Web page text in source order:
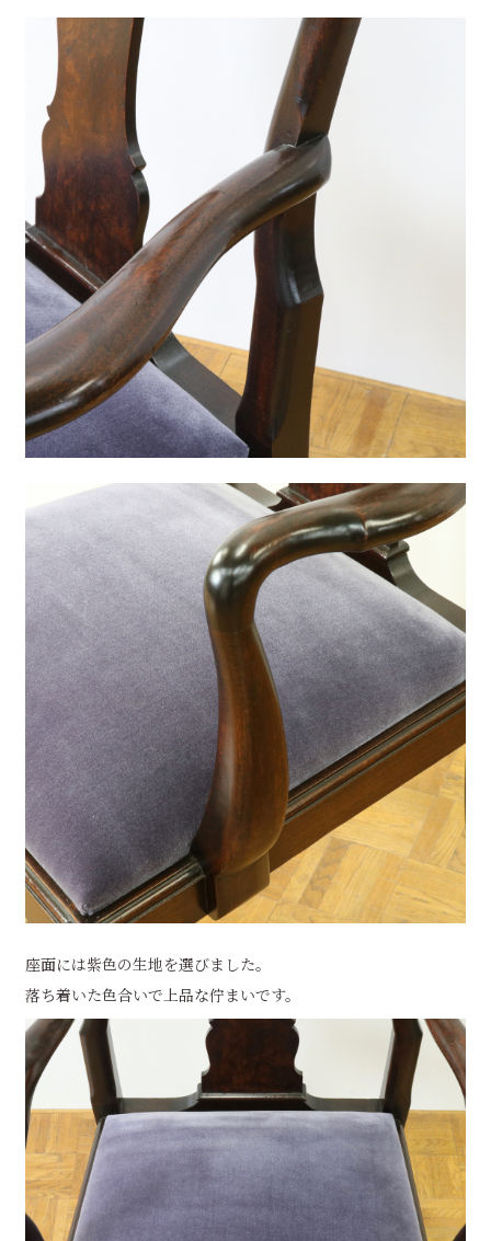
座面には紫色の生地を選びました。
落ち着いた色合いで上品な佇まいです。